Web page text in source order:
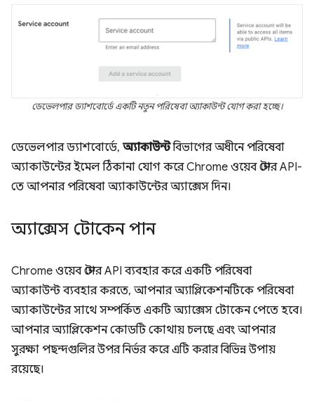
ডেভেলপার ড্যাশবোর্ডে একটি নতুন পরিষেবা অ্যাকাউন্ট যোগ করা হচ্ছে।
ডেভেলপার ড্যাশবোর্ডে, অ্যাকাউন্টবিভাগের অধীনে পরিষেবা
অ্যাকাউন্টের ইমেল ঠিকানা যোগ করে Chrome ওয়েব স্টোর API-
তে আপনার পরিষেবা অ্যাকাউন্টের অ্যাক্সেস দিন।
অ্যাক্সেস টোকেন পান
Chrome ওয়েব স্টোর API ব্যবহার করে একটি পরিষেবা
অ্যাকাউন্ট ব্যবহার করতে, আপনার অ্যাপ্লিকেশনটিকে পরিষেবা
অ্যাকাউন্টের সাথে সম্পর্কিত একটি অ্যাক্সেস টোকেন পেতে হবে।
আপনার অ্যাপ্লিকেশন কোডটি কোথায় চলছে এবং আপনার
সুরক্ষা পছন্দগুলির উপর নির্ভর করে এটি করার বিভিন্ন উপায়
রয়েছে।